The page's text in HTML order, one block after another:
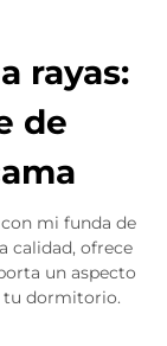
rayas:
de
mi funda de
calidad, ofrece
un aspecto
tu dormitorio.